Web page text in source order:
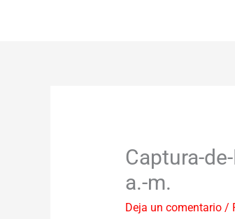
Captura-
a.-m.
Deja un comentario /